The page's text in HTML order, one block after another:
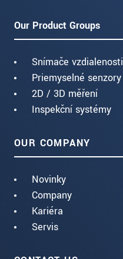
Our Product Groups
Snímače vzdialenosti
Priemyselné senzory
2D / 3D měření
Inspekční systémy
OUR COMPANY
Novinky
Company
Kariéra
Servis